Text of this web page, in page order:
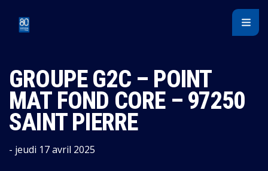
GROUPE G2C – POINT
MAT FOND CORE – 97250
SAINT PIERRE
- jeudi 17 avril 2025